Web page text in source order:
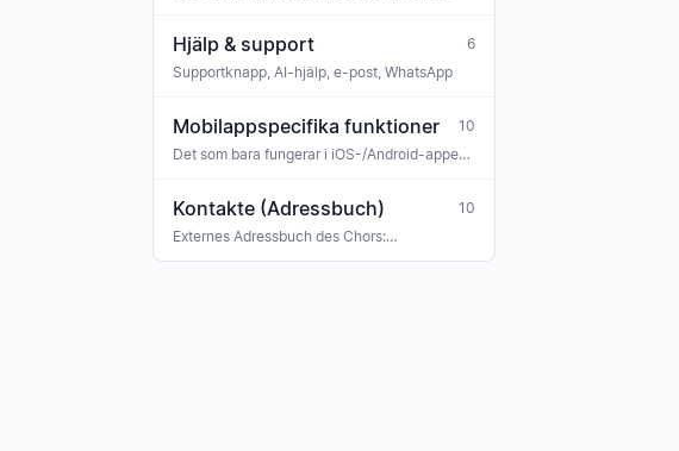
Hjälp & support
6
Supportknapp, AI-hjälp, e-post, WhatsApp
Mobilappspecifika funktioner
10
Det som bara fungerar i iOS-/Android-appen
Kontakte (Adressbuch)
10
Externes Adressbuch des Chors: